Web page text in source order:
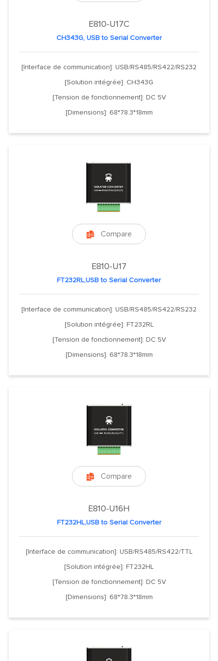
E810-U17C
CH343G, USB to Serial Converter
[Interface de communication]: USB/RS485/RS422/RS232
[Solution intégrée]: CH343G
[Tension de fonctionnement]: DC 5V
[Dimensions]: 68*78.3*18mm
 Compare
E810-U17
FT232RL,USB to Serial Converter
[Interface de communication]: USB/RS485/RS422/RS232
[Solution intégrée]: FT232RL
[Tension de fonctionnement]: DC 5V
[Dimensions]: 68*78.3*18mm
 Compare
E810-U16H
FT232HL,USB to Serial Converter
[Interface de communication]: USB/RS485/RS422/TTL
[Solution intégrée]: FT232HL
[Tension de fonctionnement]: DC 5V
[Dimensions]: 68*78.3*18mm